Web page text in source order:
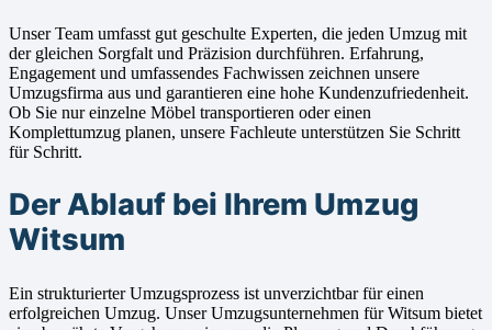
Unser Team umfasst gut geschulte Experten, die jeden Umzug mit
der gleichen Sorgfalt und Präzision durchführen. Erfahrung,
Engagement und umfassendes Fachwissen zeichnen unsere
Umzugsfirma aus und garantieren eine hohe Kundenzufriedenheit.
Ob Sie nur einzelne Möbel transportieren oder einen
Komplettumzug planen, unsere Fachleute unterstützen Sie Schritt
für Schritt.
Der Ablauf bei Ihrem Umzug
Witsum
Ein strukturierter Umzugsprozess ist unverzichtbar für einen
erfolgreichen Umzug. Unser Umzugsunternehmen für Witsum bietet